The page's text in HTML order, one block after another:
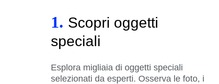
1. Scopri oggetti
speciali
Esplora migliaia di oggetti speciali
selezionati da esperti. Osserva le foto, i